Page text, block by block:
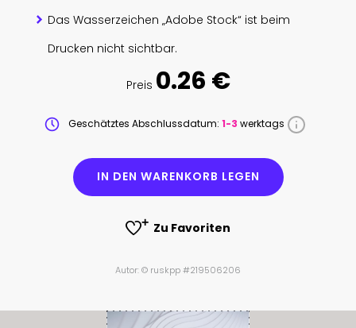
Das Wasserzeichen „Adobe Stock“ ist beim
Drucken nicht sichtbar.
Preis 0.26 €
Geschätztes Abschlussdatum: 1-3 werktags
IN DEN WARENKORB LEGEN
Zu Favoriten
Autor: © ruskpp #219506206